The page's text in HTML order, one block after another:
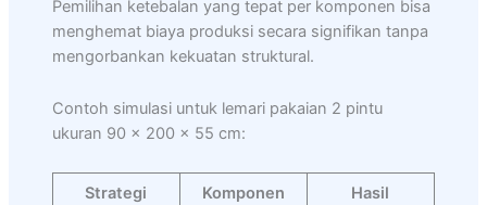
Pemilihan ketebalan yang tepat per komponen bisa
menghemat biaya produksi secara signifikan tanpa
mengorbankan kekuatan struktural.
Contoh simulasi untuk lemari pakaian 2 pintu
ukuran 90 × 200 × 55 cm:
Strategi Komponen Hasil